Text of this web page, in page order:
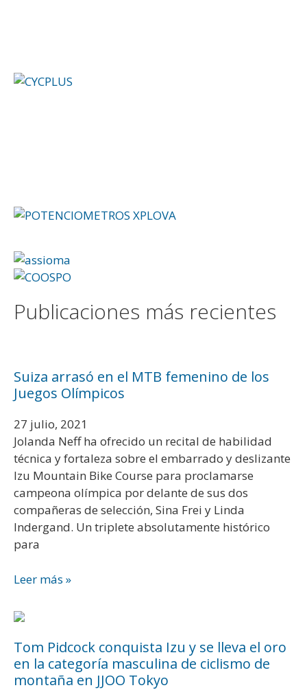
Publicaciones más recientes
Suiza arrasó en el MTB femenino de los
Juegos Olímpicos
27 julio, 2021
Jolanda Neff ha ofrecido un recital de habilidad
técnica y fortaleza sobre el embarrado y deslizante
Izu Mountain Bike Course para proclamarse
campeona olímpica por delante de sus dos
compañeras de selección, Sina Frei y Linda
Indergand. Un triplete absolutamente histórico
para
Leer más »
Tom Pidcock conquista Izu y se lleva el oro
en la categoría masculina de ciclismo de
montaña en JJOO Tokyo